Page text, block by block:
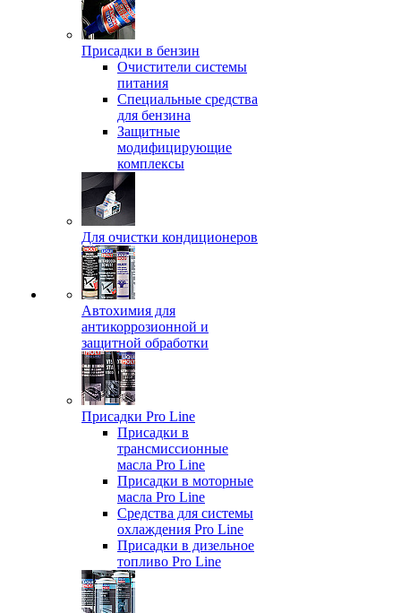
Присадки в бензин
Очистители системы
питания
Специальные срeдства
для бензина
Защитные
модифицирующие
комплексы
Для очистки кондиционеров
Автохимия для
антикоррозионной и
защитной обработки
Присадки Pro Line
Присадки в
трансмиссионные
масла Pro Line
Присадки в моторные
масла Pro Line
Средства для системы
охлаждения Pro Line
Присадки в дизельное
топливо Pro Line